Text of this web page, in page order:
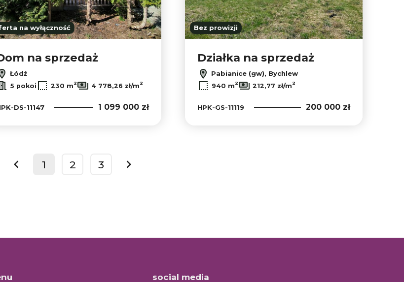
na wyłączność
na sprzedaż
Łódź
5 pokoi 230 m2 4 778,26 zł/m2
DS-11147 1 099 000 zł
Bez prowizji
Działka na sprzedaż
Pabianice (gw), Bychlew
940 m2 212,77 zł/m2
HPK-GS-11119 200 000 zł
prev
1 2 3
next
social media